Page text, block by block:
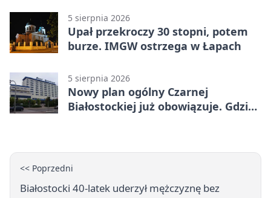
5 sierpnia 2026
Upał przekroczy 30 stopni, potem
burze. IMGW ostrzega w Łapach
5 sierpnia 2026
Nowy plan ogólny Czarnej
Białostockiej już obowiązuje. Gdzie
<< Poprzedni
Białostocki 40-latek uderzył mężczyznę bez